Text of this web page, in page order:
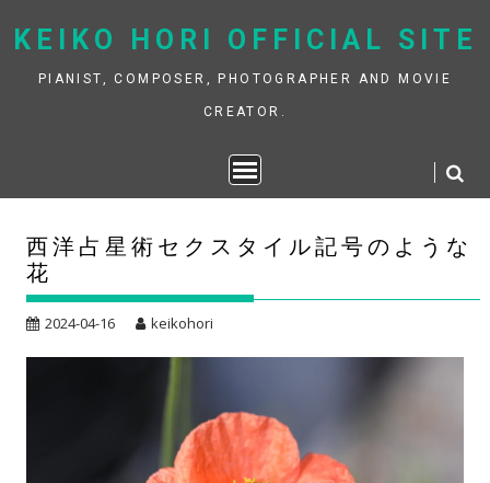
to
KEIKO HORI OFFICIAL SITE
PIANIST, COMPOSER, PHOTOGRAPHER AND MOVIE
CREATOR.
西洋占星術セクスタイル記号のような
花
2024-04-16 keikohori